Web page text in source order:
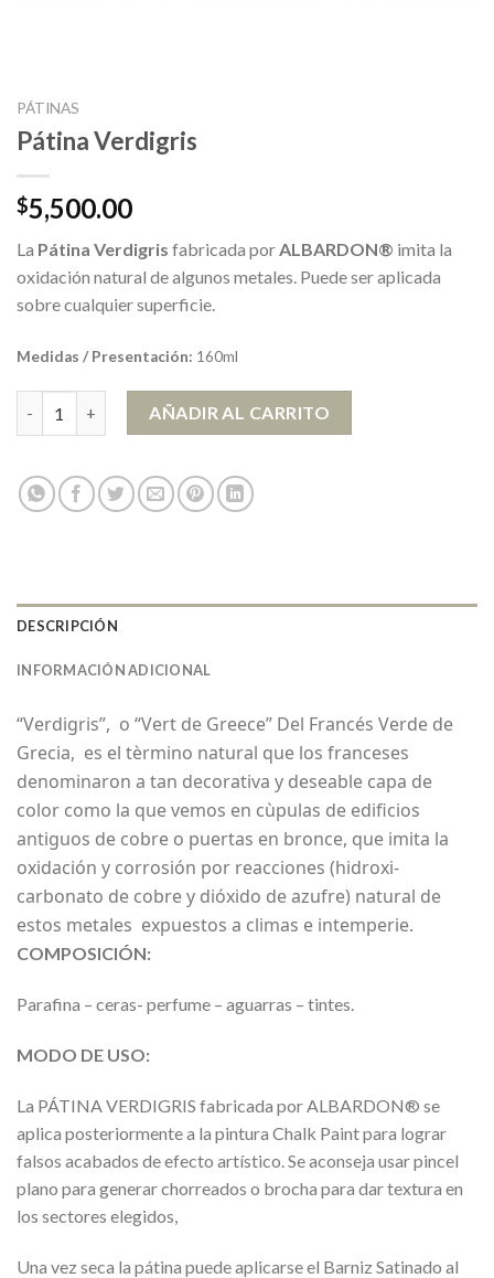
PÁTINAS
Pátina Verdigris
$5,500.00
La Pátina Verdigris fabricada por ALBARDON® imita la
oxidación natural de algunos metales. Puede ser aplicada
sobre cualquier superficie.
Medidas / Presentación: 160ml
Pátina Verdigris cantidadAÑADIR AL CARRITO
DESCRIPCIÓN
INFORMACIÓN ADICIONAL
“Verdigris”, o “Vert de Greece” Del Francés Verde de
Grecia, es el tèrmino natural que los franceses
denominaron a tan decorativa y deseable capa de
color como la que vemos en cùpulas de edificios
antiguos de cobre o puertas en bronce, que imita la
oxidación y corrosión por reacciones (hidroxi-
carbonato de cobre y dióxido de azufre) natural de
estos metales expuestos a climas e intemperie.
COMPOSICIÓN:
Parafina – ceras- perfume – aguarras – tintes.
MODO DE USO:
La PÁTINA VERDIGRIS fabricada por ALBARDON® se
aplica posteriormente a la pintura Chalk Paint para lograr
falsos acabados de efecto artístico. Se aconseja usar pincel
plano para generar chorreados o brocha para dar textura en
los sectores elegidos,
Una vez seca la pátina puede aplicarse el Barniz Satinado al